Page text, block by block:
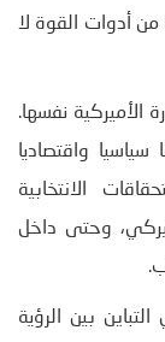
من أدوات القوة لا
الأميركية نفسها.
سياسيا واقتصاديا
الانتخابية
وحتى داخل
بين الرؤية